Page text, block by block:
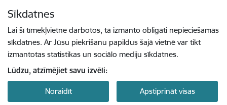
Sīkdatnes
Lai šī tīmekļvietne darbotos, tā izmanto obligāti nepieciešamās
sīkdatnes. Ar Jūsu piekrišanu papildus šajā vietnē var tikt
izmantotas statistikas un sociālo mediju sīkdatnes.
Lūdzu, atzīmējiet savu izvēli:
Noraidīt Apstiprināt visas